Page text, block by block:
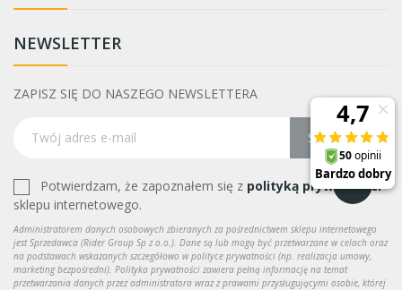
NEWSLETTER
ZAPISZ SIĘ DO NASZEGO NEWSLETTERA
Subskrybuj
Potwierdzam, że zapoznałem się z polityką prywatności
sklepu internetowego.
Administratorem danych osobowych zbieranych za pośrednictwem sklepu internetowego
jest Sprzedawca (Rider Group Sp z o.o.). Dane są lub mogą być przetwarzane w celach oraz
na podstawach wskazanych szczegółowo w polityce prywatności (np. realizacja umowy,
marketing bezpośredni). Polityka prywatności zawiera pełną informację na temat
przetwarzania danych przez administratora wraz z prawami przysługującymi osobie, której